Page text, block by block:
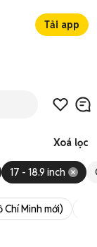
Tải app
Xoá lọc
17 - 18.9 inch
Chí Minh mới)